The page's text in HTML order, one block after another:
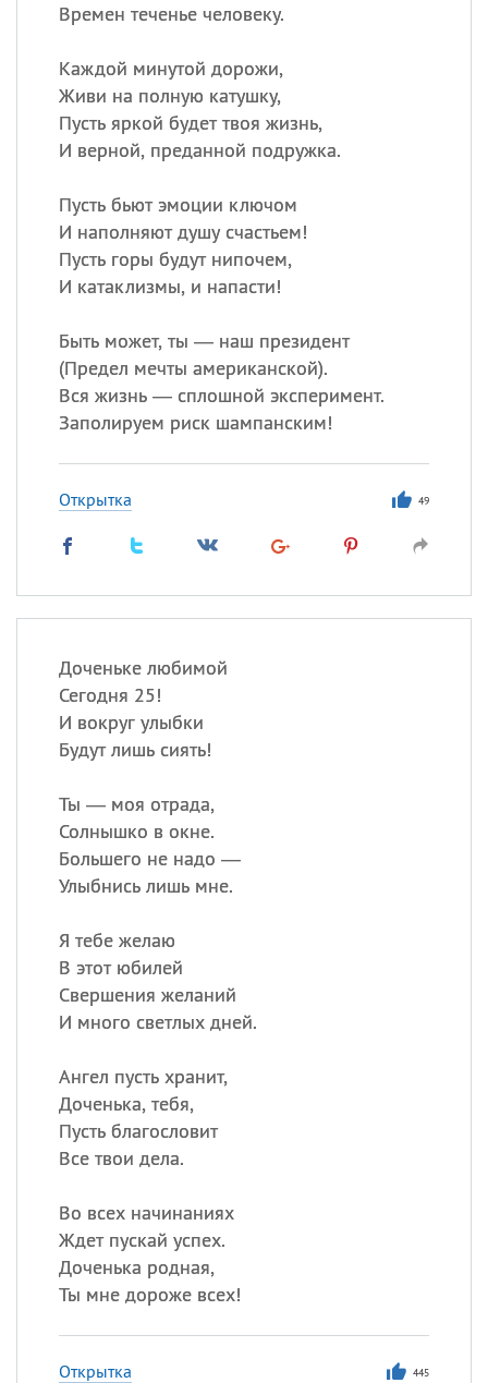
Времен теченье человеку.
Каждой минутой дорожи,
Живи на полную катушку,
Пусть яркой будет твоя жизнь,
И верной, преданной подружка.
Пусть бьют эмоции ключом
И наполняют душу счастьем!
Пусть горы будут нипочем,
И катаклизмы, и напасти!
Быть может, ты — наш президент
(Предел мечты американской).
Вся жизнь — сплошной эксперимент.
Заполируем риск шампанским!
Открытка 49
Доченьке любимой
Сегодня 25!
И вокруг улыбки
Будут лишь сиять!
Ты — моя отрада,
Солнышко в окне.
Большего не надо —
Улыбнись лишь мне.
Я тебе желаю
В этот юбилей
Свершения желаний
И много светлых дней.
Ангел пусть хранит,
Доченька, тебя,
Пусть благословит
Все твои дела.
Во всех начинаниях
Ждет пускай успех.
Доченька родная,
Ты мне дороже всех!
Открытка 445